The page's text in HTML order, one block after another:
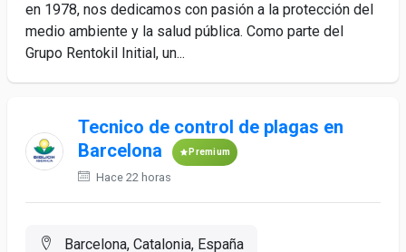
en 1978, nos dedicamos con pasión a la protección del
medio ambiente y la salud pública. Como parte del
Grupo Rentokil Initial, un...
Tecnico de control de plagas en
Barcelona
Premium
Hace 22 horas
Barcelona, Catalonia, España